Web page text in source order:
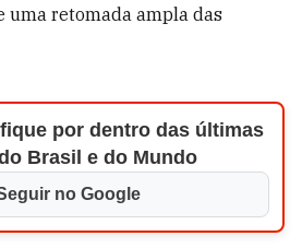
uma retomada ampla das
por dentro das últimas
Brasil e do Mundo
no Google